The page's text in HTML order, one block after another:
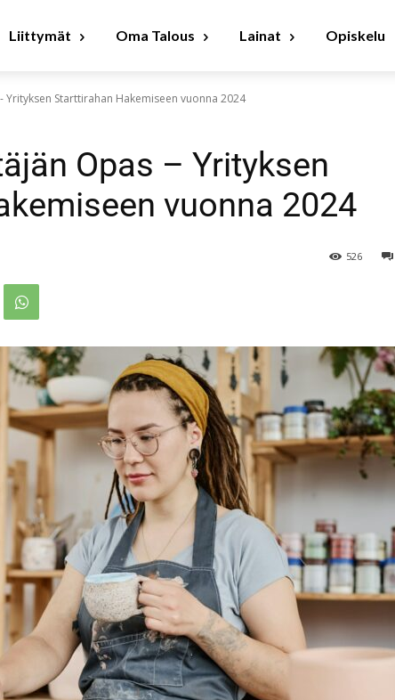
Liittymät Oma Talous Lainat Opiskelu
Starttirahan Hakemiseen vuonna 2024
Opas – Yrityksen
vuonna 2024
526